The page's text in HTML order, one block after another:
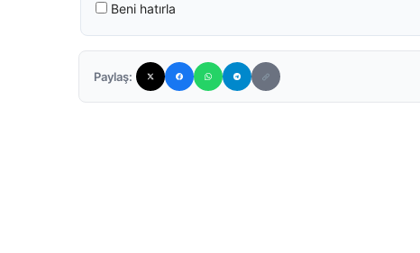
Beni hatırla
Paylaş: